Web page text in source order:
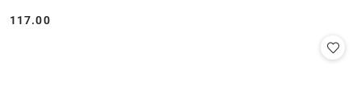
Cena:
117.00